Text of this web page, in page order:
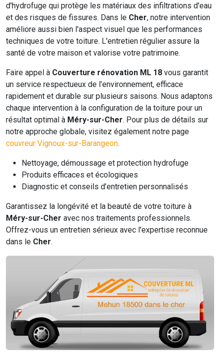
d'hydrofuge qui protège les matériaux des infiltrations d'eau
et des risques de fissures. Dans le Cher, notre intervention
améliore aussi bien l'aspect visuel que les performances
techniques de votre toiture. L'entretien régulier assure la
santé de votre maison et valorise votre patrimoine.
Faire appel à Couverture rénovation ML 18 vous garantit
un service respectueux de l’environnement, efficace
rapidement et durable sur plusieurs saisons. Nous adaptons
chaque intervention à la configuration de la toiture pour un
résultat optimal à Méry-sur-Cher. Pour plus de détails sur
notre approche globale, visitez également notre page
couvreur Vignoux-sur-Barangeon.
Nettoyage, démoussage et protection hydrofuge
Produits efficaces et écologiques
Diagnostic et conseils d’entretien personnalisés
Garantissez la longévité et la beauté de votre toiture à
Méry-sur-Cher avec nos traitements professionnels.
Offrez-vous un entretien sérieux avec l'expertise reconnue
dans le Cher.